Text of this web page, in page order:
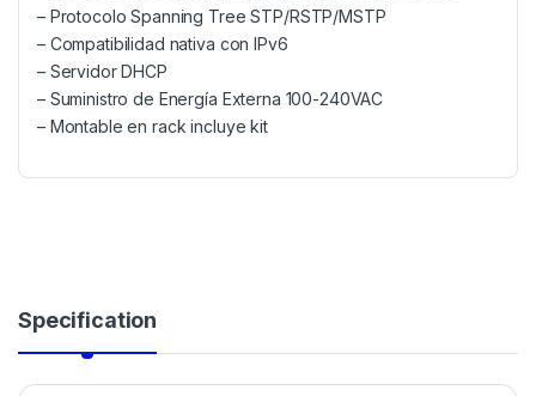
– Protocolo Spanning Tree STP/RSTP/MSTP
– Compatibilidad nativa con IPv6
– Servidor DHCP
– Suministro de Energía Externa 100-240VAC
– Montable en rack incluye kit
Specification